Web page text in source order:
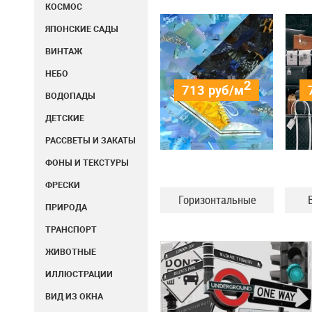
КОСМОС
ЯПОНСКИЕ САДЫ
ВИНТАЖ
НЕБО
ВОДОПАДЫ
ДЕТСКИЕ
РАССВЕТЫ И ЗАКАТЫ
ФОНЫ И ТЕКСТУРЫ
ФРЕСКИ
ПРИРОДА
ТРАНСПОРТ
ЖИВОТНЫЕ
ИЛЛЮСТРАЦИИ
ВИД ИЗ ОКНА
713 руб/м2
Горизонтальные